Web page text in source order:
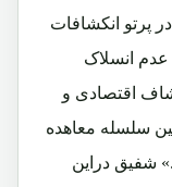
پرتو انکشافات
انسلاک
اقتصادی و
سلسله معاهده
شفیق دراین